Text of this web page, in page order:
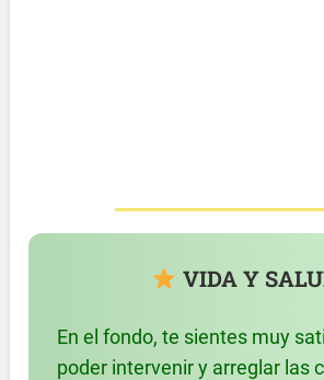
VIDA Y
En el fondo, te sientes muy
poder intervenir y arreglar las